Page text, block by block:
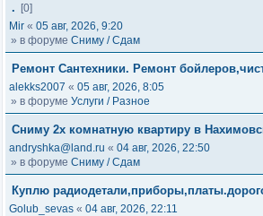
.
[0]
Mir « 05 авг, 2026, 9:20
» в форуме Сниму / Сдам
Ремонт Сантехники. Ремонт
alekks2007 « 05 авг, 2026, 8:05
» в форуме Услуги / Разное
Сниму 2х комнатную квартиру в
andryshka@land.ru « 04 авг, 2026, 22:50
» в форуме Сниму / Сдам
Куплю
Golub_sevas « 04 авг, 2026, 22:11